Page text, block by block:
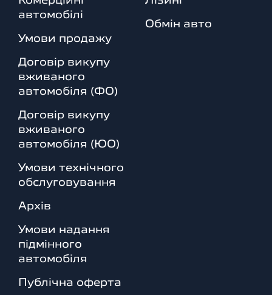
автомобілі
Умови продажу
Договір викупу
вживаного
автомобіля (ФО)
Договір викупу
вживаного
автомобіля (ЮО)
Умови технічного
обслуговування
Архів
Умови надання
підмінного
автомобіля
Публічна оферта
Обмін авто